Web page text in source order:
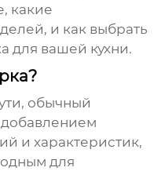
какие
и как выбрать
для вашей кухни.
обычный
и характеристик,
для